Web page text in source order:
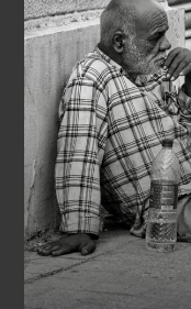
EVÉNEMENT-
Vente aux
de
Boysson